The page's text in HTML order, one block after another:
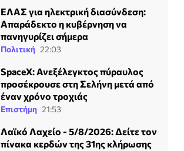
ΕΛΑΣ για ηλεκτρική διασύνδεση:
Απαράδεκτο η κυβέρνηση να
πανηγυρίζει σήμερα
Πολιτική 22:03
SpaceX: Ανεξέλεγκτος πύραυλος
προσέκρουσε στη Σελήνη μετά από
έναν χρόνο τροχιάς
Επιστήμη 21:53
Λαϊκό Λαχείο - 5/8/2026: Δείτε τον
πίνακα κερδών της 31ης κλήρωσης